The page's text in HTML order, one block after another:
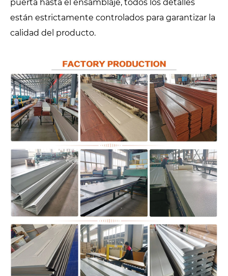
puerta hasta el ensamblaje, todos los detalles
están estrictamente controlados para garantizar la
calidad del producto.